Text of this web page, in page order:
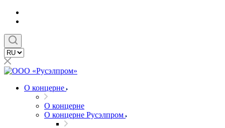
О концерне
О концерне
О концерне Русэлпром